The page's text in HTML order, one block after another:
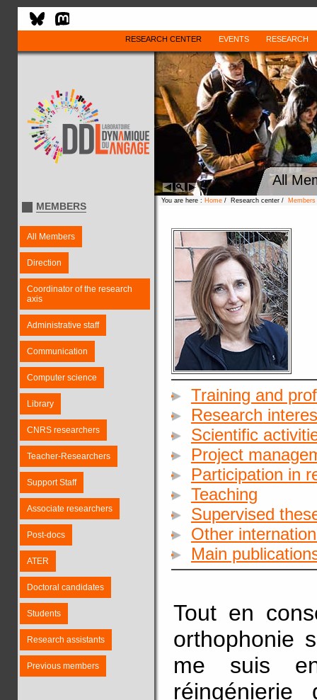
RESEARCH CENTER EVENTS RESEARCH
All
MEMBERS
All Members
Direction
Coordinator of the research
axis
Administrative staff
Communication
Computer science
Library
CNRS researchers
Teacher-Researchers
Support Staff
Associate researchers
Post-docs
ATER
Doctoral candidates
Students
Research assistants
Previous members
You are here : Home / Research center / Members
Training and
Research
Scientific
Project
Participation in
Teaching
Supervised
Other
Main
Tout en
orthophonie
me suis
réingénierie